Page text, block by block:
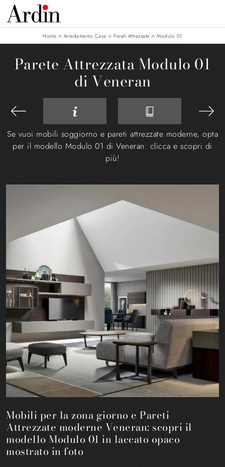
Home > Arredamento Casa >Pareti Attrezzate >Modulo 01
Parete Attrezzata Modulo 01
di Veneran
Se vuoi mobili soggiorno e pareti attrezzate moderne, opta
per il modello Modulo 01 di Veneran: clicca e scopri di
più!
Mobili per la zona giorno e Pareti
Attrezzate moderne Veneran: scopri il
modello Modulo 01 in laccato opaco
mostrato in foto